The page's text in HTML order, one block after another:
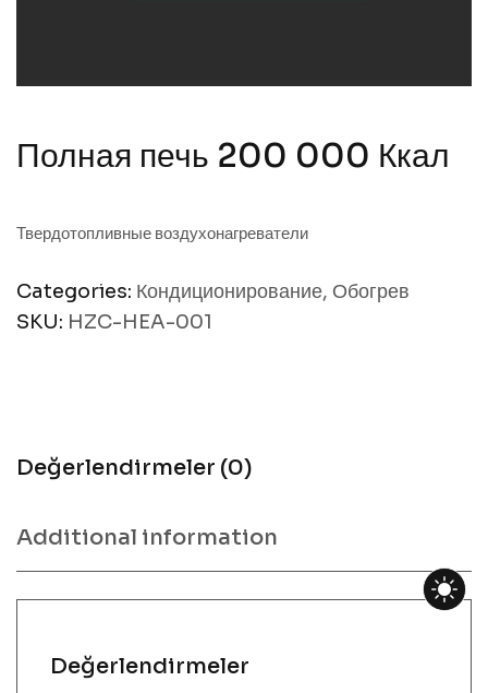
Полная печь 200 000 Ккал
Твердотопливные воздухонагреватели
Categories: Кондиционирование, Обогрев
SKU: HZC-HEA-001
Değerlendirmeler (0)
Additional information
Değerlendirmeler